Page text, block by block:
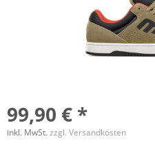
99,90 € *
inkl. MwSt.zzgl. Versandkosten